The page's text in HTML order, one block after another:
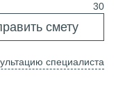
30
смету
специалиста